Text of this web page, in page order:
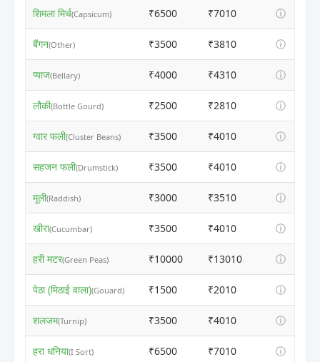
शिमला मिर्च(Capsicum) ₹6500 ₹7010 ⓘ
बैंगन(Other) ₹3500 ₹3810 ⓘ
प्याज(Bellary) ₹4000 ₹4310 ⓘ
लौकी(Bottle Gourd) ₹2500 ₹2810 ⓘ
ग्वार फली(Cluster Beans) ₹3500 ₹4010 ⓘ
सहजन फली(Drumstick) ₹3500 ₹4010 ⓘ
मूली(Raddish) ₹3000 ₹3510 ⓘ
खीरा(Cucumbar) ₹3500 ₹4010 ⓘ
हरी मटर(Green Peas) ₹10000 ₹13010 ⓘ
पेठा (मिठाई वाला)(Gouard) ₹1500 ₹2010 ⓘ
शलजम(Turnip) ₹3500 ₹4010 ⓘ
हरा धनिया(I Sort) ₹6500 ₹7010 ⓘ